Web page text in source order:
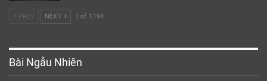
PREV NEXT 1 of 1,194
Bài Ngẫu Nhiên